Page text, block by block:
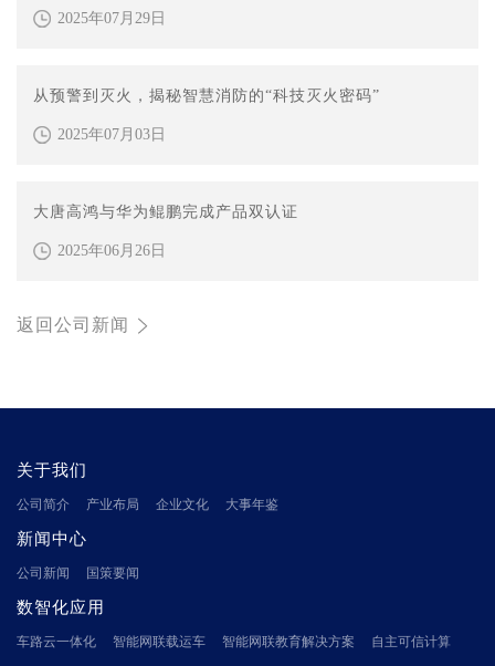
2025年07月29日
从预警到灭火，揭秘智慧消防的“科技灭火密码”
2025年07月03日
大唐高鸿与华为鲲鹏完成产品双认证
2025年06月26日
返回公司新闻
关于我们
公司简介 产业布局 企业文化 大事年鉴
新闻中心
公司新闻 国策要闻
数智化应用
车路云一体化 智能网联载运车 智能网联教育解决方案 自主可信计算